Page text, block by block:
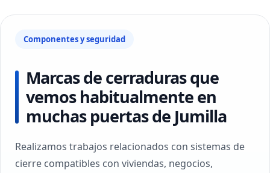
Componentes y seguridad
Marcas de cerraduras que
vemos habitualmente en
muchas puertas de Jumilla
Realizamos trabajos relacionados con sistemas de
cierre compatibles con viviendas, negocios,